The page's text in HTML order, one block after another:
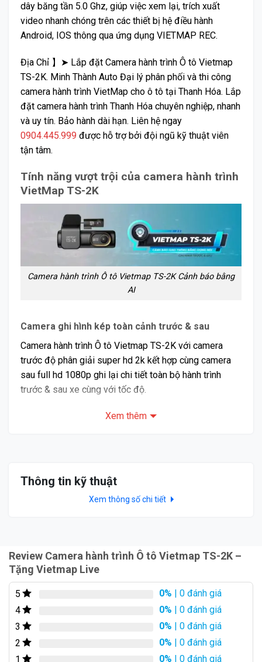
dây băng tần 5.0 Ghz, giúp việc xem lại, trích xuất
video nhanh chóng trên các thiết bị hệ điều hành
Android, IOS thông qua ứng dụng VIETMAP REC.
Địa Chỉ 】➤ Lắp đặt Camera hành trình Ô tô Vietmap
TS-2K. Minh Thành Auto Đại lý phân phối và thi công
camera hành trình VietMap cho ô tô tại Thanh Hóa. Lắp
đặt camera hành trình Thanh Hóa chuyên nghiệp, nhanh
và uy tín. Bảo hành dài hạn. Liên hệ ngay
0904.445.999 được hỗ trợ bởi đội ngũ kỹ thuật viên
tận tâm.
Tính năng vượt trội của camera hành trình
VietMap TS-2K
Camera hành trình Ô tô Vietmap TS-2K Cảnh báo bằng
AI
Camera ghi hình kép toàn cảnh trước & sau
Camera hành trình Ô tô Vietmap TS-2K với camera
trước độ phân giải super hd 2k kết hợp cùng camera
sau full hd 1080p ghi lại chi tiết toàn bộ hành trình
trước & sau xe cùng với tốc độ.
Cảnh báo biển giao thông bằng giọng nói
Cảnh báo biển báo giới hạn tốc độ trên từng cung
đường.
Cảnh báo vào và ra khỏi khu dân cư.
Cảnh báo biển báo cấm vượt/ hết cấm vượt.
Báo khu vực có camera giao thông.
Cảnh báo khu vực thường xuyên kiểm tra tốc độ.
Xem thêm
Thông tin kỹ thuật
Xem thông số chi tiết
Review Camera hành trình Ô tô Vietmap TS-2K –
Tặng Vietmap Live
5 0% | 0 đánh giá
4
0% | 0 đánh giá
3
0% | 0 đánh giá
2
0% | 0 đánh giá
1
0% | 0 đánh giá